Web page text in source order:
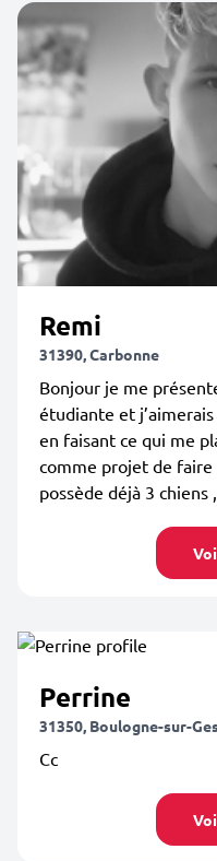
Remi
31390, Carbonne
Bonjour je me
étudiante et
en faisant ce qui me
comme projet de
possède déjà 3 chiens
Perrine
31350, Boulogne-sur-
Cc